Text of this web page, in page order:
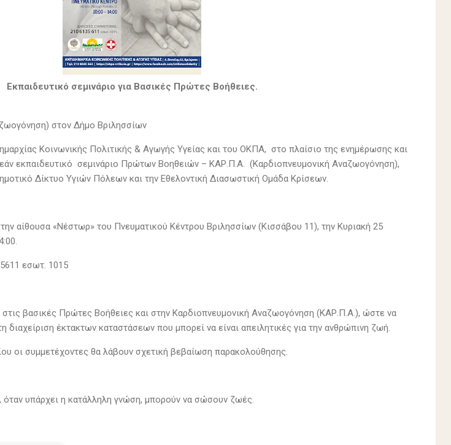
Εκπαιδευτικό σεμινάριο για Βασικές Πρώτες Βοήθειες.
στον Δήμο Βριλησσίων
Κοινωνικής Πολιτικής & Αγωγής Υγείας και του ΟΚΠΑ, στο πλαίσιο της ενημέρωσης και
εκπαιδευτικό σεμινάριο Πρώτων Βοηθειών – ΚΑΡ.Π.Α. (Καρδιοπνευμονική Αναζωογόνηση),
Δίκτυο Υγιών Πόλεων και την Εθελοντική Διασωστική Ομάδα Κρίσεων.
αίθουσα «Νέστωρ» του Πνευματικού Κέντρου Βριλησσίων (Κισσάβου 11), την Κυριακή 25
εσωτ. 1015
στις βασικές Πρώτες Βοήθειες και στην Καρδιοπνευμονική Αναζωογόνηση (ΚΑΡ.Π.Α.), ώστε να
διαχείριση έκτακτων καταστάσεων που μπορεί να είναι απειλητικές για την ανθρώπινη ζωή.
οι συμμετέχοντες θα λάβουν σχετική βεβαίωση παρακολούθησης.
υπάρχει η κατάλληλη γνώση, μπορούν να σώσουν ζωές.